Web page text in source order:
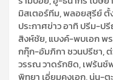
มิสเตอร์ทีม, พลอยสุรีย์ ตั้
ประกาศข่าว อาทิ ปรีม-
สิงห์ชัย, แบงค์-พบเอก พ
กกุ๊ก-อัมภิกา ชวนปรีชา,
วรรณ วาดรักชิด, เฟร้น
พิทยา เอี่ยมคงเอก, นุ่น-ต